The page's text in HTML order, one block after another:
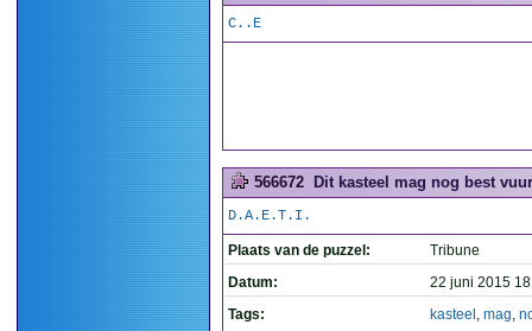
C..E
566672 Dit kasteel mag nog best
D.A.E.T.I.
Plaats van de puzzel:
Tribune
Datum:
22 juni 2015
Tags:
kasteel , mag,